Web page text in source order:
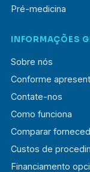
Pré-medicina
INFORMAÇÕES
Sobre nós
Conforme
Contate-nos
Como funciona
Comparar
Custos de
Financiamento